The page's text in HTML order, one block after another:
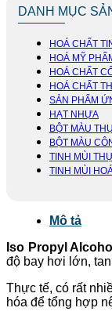
DANH MỤC
HOÁ CHẤT
HOÁ MỸ
HOÁ CHẤT
HOÁ CHẤT
SẢN PHẨM
HẠT NHỰA
BỘT MÀU
BỘT MÀU
TINH MÙI
TINH MÙI
Mô tả
Iso Propyl Alcohol
độ bay hơi lớn,
Thực tế, có rất
hóa để tổng hợp